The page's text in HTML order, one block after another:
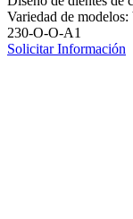
Variedad de
230-O-O-A1
Solicitar Información